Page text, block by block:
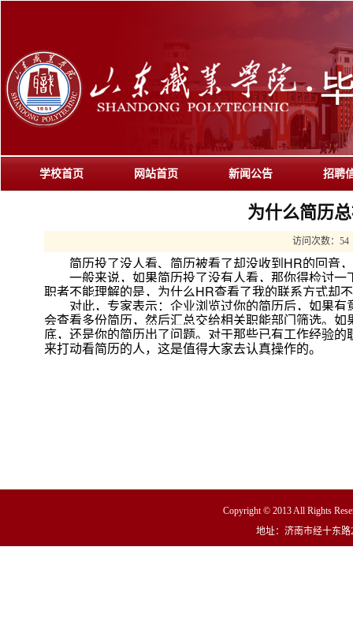
学校首页 网站首页 新闻公告 招聘
为什么简历
访问次数： 54
简历投了没人看、简历被看了却没收到HR的回音
一般来说，如果简历投了没有人看，那你得检讨一
职者不能理解的是，为什么HR查看了我的联系方式却
对此，专家表示：企业浏览过你的简历后，如果有
会查看多份简历，然后汇总交给相关职能部门筛选。
底，还是你的简历出了问题。对于那些已有工作经验
来打动看简历的人，这是值得大家去认真操作的。
Copyright © 2013 All Rights
地址：济南市经十东路